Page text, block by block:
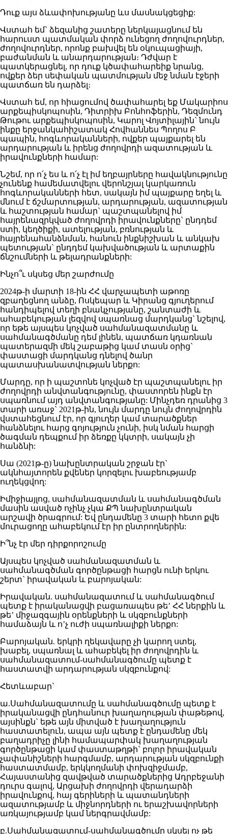
Դուք այս ձևափոխությանը ևս մասնակցեցիք:
Վստահ եմ` ձեզանից շատերը ներկայացնում են
հարուստ պատմական փորձ ունեցող ժողովուրդներ,
ժողովուրդներ, որոնք բախվել են օկուպացիայի,
բաժանման և անարդարության։ Դժվար է
պատկերացնել, որ դուք կծափահարեիք նրանց,
ովքեր ձեր սեփական պատմության մեջ նման էջերի
պատճառ են դարձել։
Վստահ եմ, որ հիացումով ծափահարել եք Մակարիոս
արքեպիսկոպոսին, Դիտրիխ Բոնհոֆերին, Դեզմունդ
Թութու արքեպիսկոպոսին, Կարոլ Վոյտիլային` նույն
ինքը երջանկահիշատակ Հովհաննես Պողոս Բ
պապին, հոգևորականների, ովքեր պայքարել են
արդարության և իրենց ժողովրդի ազատության և
իրավունքների համար:
Նշեմ, որ ո՛չ ես և ո՛չ էլ իմ եղբայրները հավակնությունը
չունենք համեմատվելու վերոնշյալ կարկառուն
հոգևորականների հետ, սակայն իմ պայքարը եղել և
մնում է ճշմարտության, արդարության, ազատության
և հաշտության համար` պաշտպանելով իմ
հայրենազրկված ժողովրդի իրավունքները` ընդդեմ
ստի, կեղծիքի, ատելության, բռնության և
հայրենահանձնման, հանուն ինքնիշխան և անկախ
պետության` ընդդեմ կախվածության և արտաքին
ճնշումների և թելադրանքների:
Ինչո՞ւ սկսեց մեր շարժումը
2024թ-ի մարտի 18-ին ՀՀ վարչապետի աթոռը
զբաղեցնող անձը, Ոսկեպար և Կիրանց գյուղերում
հանդիպելով տեղի բնակչությանը, շանտաժի և
ահաբեկության լեզվով սպառնաց մարդկանց` նշելով,
որ եթե այսպես կոչված սահմանազատմանը և
սահմանագծմանը դեմ լինեն, պատճառ կդառնան
պատերազմի մեկ շաբաթից կամ տասն օրից`
փաստացի մարդկանց դնելով ծանր
պատասխանատվության ներքո:
Մարդը, որ ի պաշտոնե կոչված էր պաշտպանելու իր
ժողովրդի անվտանգությունը, փաստորեն ինքն էր
սպառնում այդ անվտանգությանը: Մինչդեռ դրանից 3
տարի առաջ` 2021թ-ին, նույն մարդը նույն ժողովրդին
վստահեցնում էր, որ գյուղեր կամ տարածքներ
հանձնելու հարց գոյություն չունի, իսկ նման հարցի
ծագման դեպքում իր ձեռքը կկտրի, սակայն չի
հանձնի:
Սա (2021թ-ը) նախընտրական շրջան էր`
ակնհայտորեն քվեներ կորզելու խաբեությամբ
ուղեկցվող:
Իմիջիայլոց, սահմանազատման և սահմանագծման
մասին ասված ոչինչ չկա ՔՊ նախընտրական
արշավի ծրագրում: Եվ ընդամենը 3 տարի հետո քվե
մուրացողը ահաբեկում էր իր ընտրողներին:
Ի՞նչ էր մեր դիրքորոշումը
Այսպես կոչված սահմանազատման և
սահմանագծման գործընթացի հարցն ունի երկու
շերտ` իրավական և բարոյական:
Իրավական. սահմանազատում և սահմանագծում
պետք է իրականացվի բացառապես թե’ ՀՀ ներքին և
թե’ միջազգային օրենքների և սկզբունքների
համաձայն և ո’չ ուժի սպառնալիքի ներքո:
Բարոյական. երկրի ղեկավարը չի կարող ստել,
խաբել, սպառնալ և ահաբեկել իր ժողովրդին և
սահմանազատում-սահմանագծումը պետք է
հաստատվի արդարության սկզբունքով:
Հետևաբար`
ա.Սահմանազատումը և սահմանագծումը պետք է
իրականացվի ընդհանուր խաղաղության փաթեթով,
այսինքն` եթե այն միտված է խաղաղություն
հաստատելուն, ապա այն պետք է ընդամենը մեկ
բաղադրիչը լինի համապարփակ խաղաղության
գործընթացի կամ փաստաթղթի` բոլոր իրավական
չափանիշների հարգմամբ, արդարության սկզբունքի
հաստատմամբ, երկկողմանի փոխզիջմամբ,
Հայաստանից զավթված տարածքներից Ադրբեջանի
դուրս գալով, Արցախի ժողովրդի վերադարձի
իրավունքով, հայ գերիների և պատանդների
ազատությամբ և միջնորդների ու երաշխավորների
առկայությամբ կամ ներգրավմամբ:
բ.Սահմանազատում-սահմանագծումը սկսել ոչ թե